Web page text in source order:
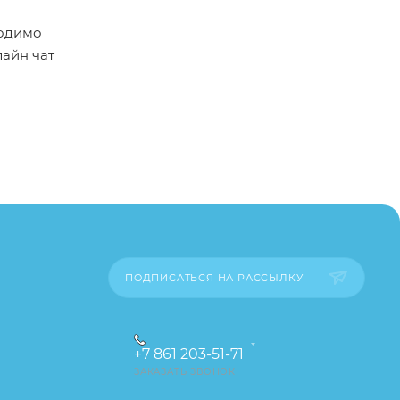
чат
ПОДПИСАТЬСЯ НА РАССЫЛКУ
+7 861 203-51-71
ЗАКАЗАТЬ ЗВОНОК